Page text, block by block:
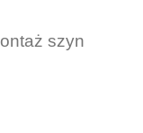
szyn